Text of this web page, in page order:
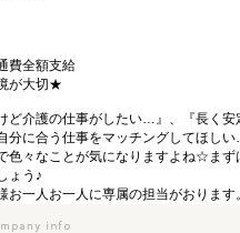
費全額支給
が大切★
ど介護の仕事がしたい…』、『長く
に合う仕事をマッチングしてほしい
色々なことが気になりますよね☆ま
ょう♪
お一人お一人に専属の担当がおりま